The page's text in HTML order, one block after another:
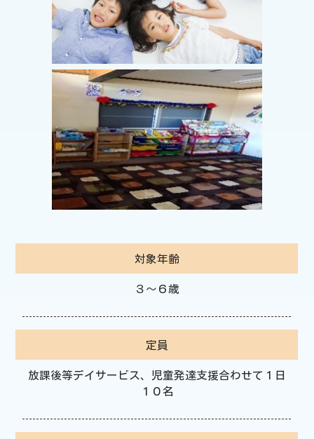
対象年齢
３～６歳
定員
放課後等デイサービス、児童発達支援合わせて１日
１０名